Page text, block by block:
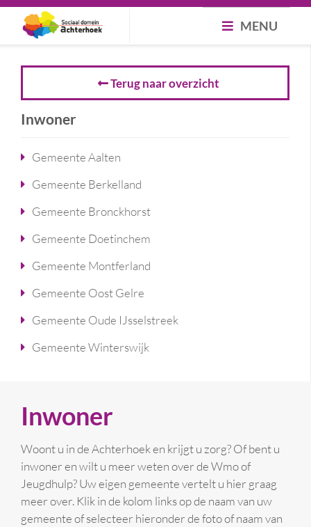
MENU
Terug naar overzicht
Inwoner
Gemeente Aalten
Gemeente Berkelland
Gemeente Bronckhorst
Gemeente Doetinchem
Gemeente Montferland
Gemeente Oost Gelre
Gemeente Oude IJsselstreek
Gemeente Winterswijk
Inwoner
Woont u in de Achterhoek en krijgt u zorg? Of bent u
inwoner en wilt u meer weten over de Wmo of
Jeugdhulp? Uw eigen gemeente vertelt u hier graag
meer over. Klik in de kolom links op de naam van uw
gemeente of selecteer hieronder de foto of naam van